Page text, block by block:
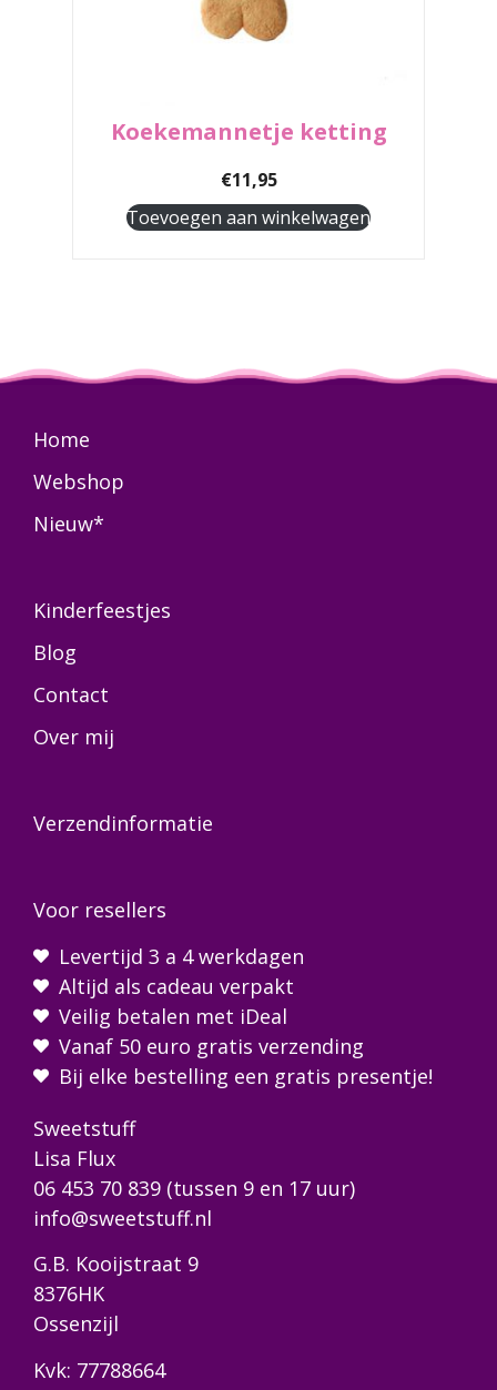
Koekemannetje ketting
€11,95
Toevoegen aan winkelwagen
Home
Webshop
Nieuw*
Kinderfeestjes
Blog
Contact
Over mij
Verzendinformatie
Voor resellers
Levertijd 3 a 4 werkdagen
Altijd als cadeau verpakt
Veilig betalen met iDeal
Vanaf 50 euro gratis verzending
Bij elke bestelling een gratis presentje!
Sweetstuff
Lisa Flux
06 453 70 839 (tussen 9 en 17 uur)
info@sweetstuff.nl
G.B. Kooijstraat 9
8376HK
Ossenzijl
Kvk: 77788664